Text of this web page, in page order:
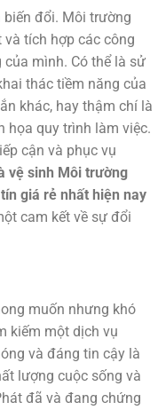
đổi. Môi trường
tích hợp các công
mình. Có thể là sử
thác tiềm năng của
khác, hay thậm chí là
họa quy trình làm việc.
cận và phục vụ
vệ sinh Môi trường
giá rẻ nhất hiện nay
cam kết về sự đổi
muốn nhưng khó
kiếm một dịch vụ
và đáng tin cậy là
lượng cuộc sống và
đã và đang chứng